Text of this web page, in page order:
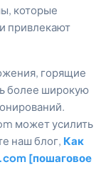
которые
привлекают
горящие
более широкую
может усилить
наш блог, Как
[пошаговое